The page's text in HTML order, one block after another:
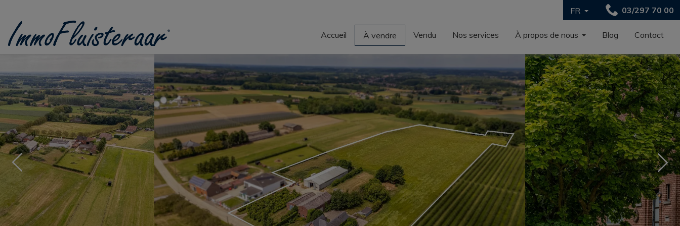
Accueil À vendre Vendu Nos services À propos de nous Blog Contact
FR 03/297 70 00
Previous